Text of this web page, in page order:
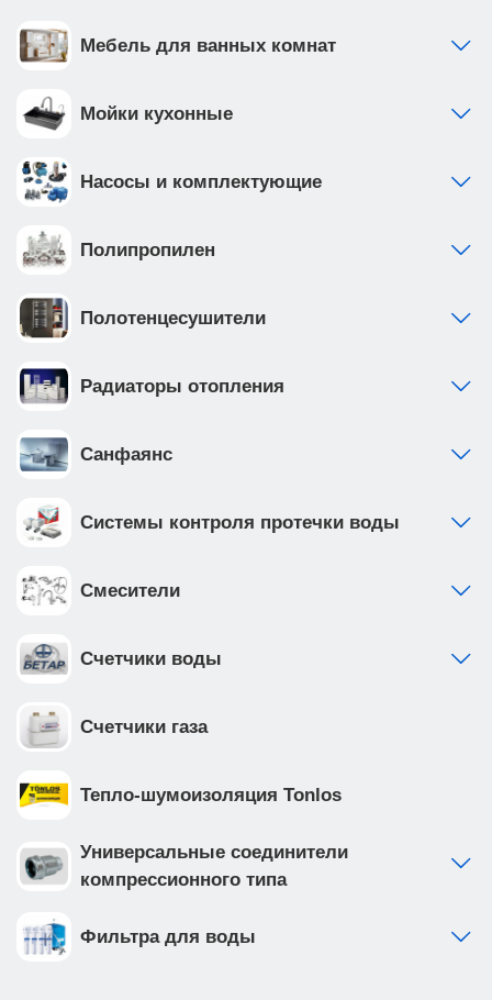
Мебель для ванных комнат
Мойки кухонные
Насосы и комплектующие
Полипропилен
Полотенцесушители
Радиаторы отопления
Санфаянс
Системы контроля протечки воды
Смесители
Счетчики воды
Счетчики газа
Тепло-шумоизоляция Tonlos
Универсальные соединители
компрессионного типа
Фильтра для воды